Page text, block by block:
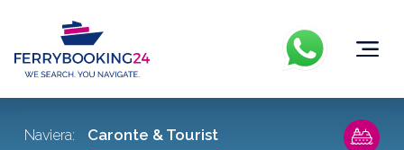
Naviera: Caronte & Tourist